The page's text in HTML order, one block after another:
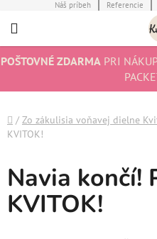
na
Náš príbeh Referencie
POŠTOVNÉ ZDARMAPRI
Domov
/ Zo zákulisia voňavej dielne
KVITOK!
Navia končí!
KVITOK!